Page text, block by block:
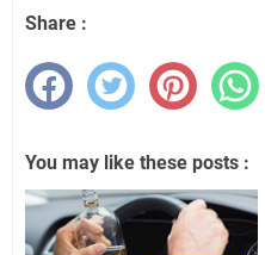
Share :
You may like these posts :